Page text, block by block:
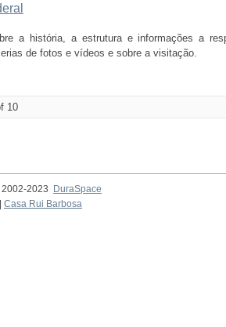
a história, a estrutura e informações a
de fotos e vídeos e sobre a visitação.
10
2023
DuraSpace
Casa Rui Barbosa